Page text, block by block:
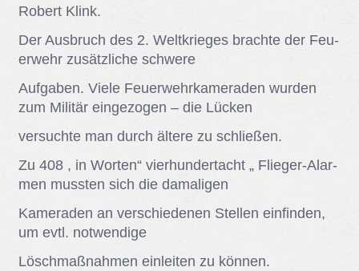
Ro­bert Klink.
Der Aus­bruch des 2. Welt­krie­ges brach­te der Feu­
er­wehr zu­sätz­li­che schwe­re
Auf­ga­ben. Vie­le Feu­er­wehr­ka­me­ra­den wur­den
zum Mi­li­tär ein­ge­zo­gen – die Lü­cken
ver­such­te man durch äl­te­re zu schlie­ßen.
Zu 408 , in Wor­ten“ vier­hun­dert­acht „ Flie­ger-Alar­
men muss­ten sich die da­ma­li­gen
Ka­me­ra­den an ver­schie­de­nen Stel­len ein­fin­den,
um evtl. not­wen­di­ge
Lösch­maß­nah­men ein­lei­ten zu kön­nen.